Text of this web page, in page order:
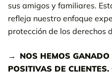
sus amigos y familiares.
refleja nuestro enfoque
protección de los derechos
NOS HEMOS
POSITIVAS DE CLIENTES.